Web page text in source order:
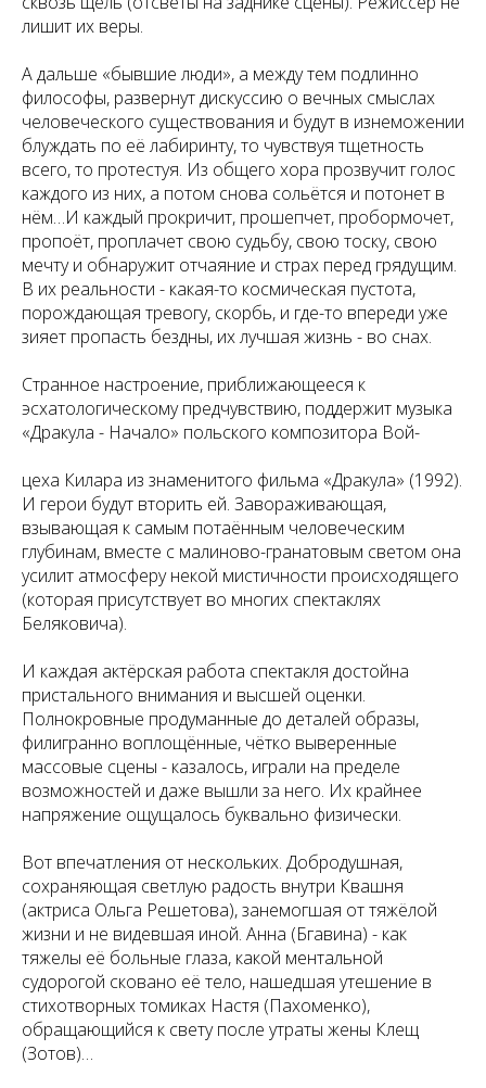
лишит их веры.
А дальше «бывшие люди», а между тем подлинно
философы, развернут дискуссию о вечных смыслах
человеческого существования и будут в изнеможении
блуждать по её лабиринту, то чувствуя тщетность
всего, то протестуя. Из общего хора прозвучит голос
каждого из них, а потом снова сольётся и потонет в
нём…И каждый прокричит, прошепчет, пробормочет,
пропоёт, проплачет свою судьбу, свою тоску, свою
мечту и обнаружит отчаяние и страх перед грядущим.
В их реальности - какая-то космическая пустота,
порождающая тревогу, скорбь, и где-то впереди уже
зияет пропасть бездны, их лучшая жизнь - во снах.
Странное настроение, приближающееся к
эсхатологическому предчувствию, поддержит музыка
«Дракула - Начало» польского композитора Вой-
цеха Килара из знаменитого фильма «Дракула» (1992).
И герои будут вторить ей. Завораживающая,
взывающая к самым потаённым человеческим
глубинам, вместе с малиново-гранатовым светом она
усилит атмосферу некой мистичности происходящего
(которая присутствует во многих спектаклях
Беляковича).
И каждая актёрская работа спектакля достойна
пристального внимания и высшей оценки.
Полнокровные продуманные до деталей образы,
филигранно воплощённые, чётко выверенные
массовые сцены - казалось, играли на пределе
возможностей и даже вышли за него. Их крайнее
напряжение ощущалось буквально физически.
Вот впечатления от нескольких. Добродушная,
сохраняющая светлую радость внутри Квашня
(актриса Ольга Решетова), занемогшая от тяжёлой
жизни и не видевшая иной. Анна (Бгавина) - как
тяжелы её больные глаза, какой ментальной
судорогой сковано её тело, нашедшая утешение в
стихотворных томиках Настя (Пахоменко),
обращающийся к свету после утраты жены Клещ
(Зотов)…